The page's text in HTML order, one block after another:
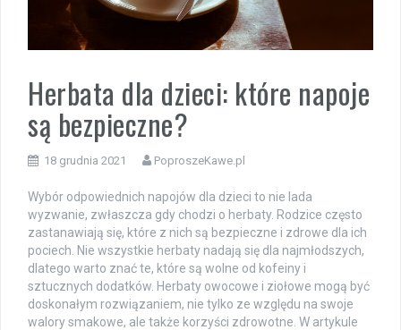
Herbata dla dzieci: które napoje
są bezpieczne?
18 grudnia 2021 PoproszeKawe.pl
Wybór odpowiednich napojów dla dzieci to nie lada
wyzwanie, zwłaszcza gdy chodzi o herbaty. Rodzice często
zastanawiają się, które z nich są bezpieczne i zdrowe dla ich
pociech. Nie wszystkie herbaty nadają się dla najmłodszych,
dlatego warto znać te, które są wolne od kofeiny i
sztucznych dodatków. Herbaty owocowe i ziołowe mogą być
doskonałym rozwiązaniem, nie tylko ze względu na swoje
walory smakowe, ale także korzyści zdrowotne. W artykule